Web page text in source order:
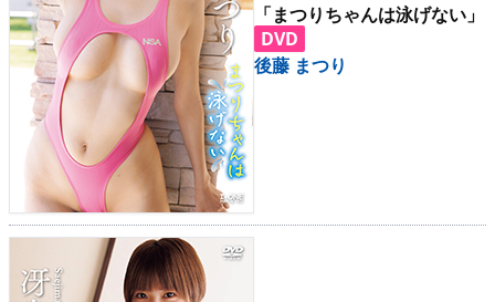
「まつりちゃんは泳げない」
DVD
後藤 まつり